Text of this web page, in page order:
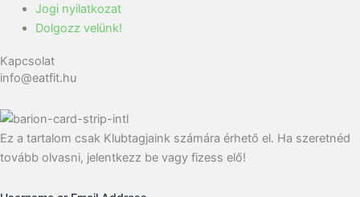
Jogi nyilatkozat
Dolgozz velünk!
Kapcsolat
info@eatfit.hu
Ez a tartalom csak Klubtagjaink számára érhető el. Ha szeretnéd
tovább olvasni, jelentkezz be vagy fizess elő!